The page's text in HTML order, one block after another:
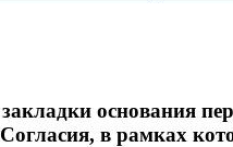
основания
в рамках